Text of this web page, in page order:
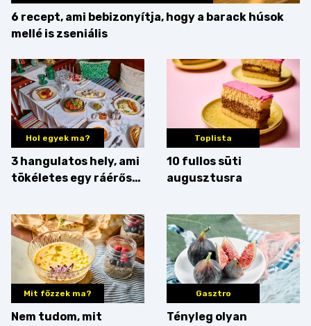
6 recept, ami bebizonyítja, hogy a barack húsok
mellé is zseniális
Hol egyek ma?
3 hangulatos hely, ami
tökéletes egy ráérős
Toplista
10 fullos süti
augusztusra
Mit főzzek ma?
Nem tudom, mit
Gasztro
Tényleg olyan